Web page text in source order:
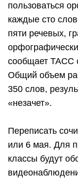
пользоваться
каждые сто
пяти речевых,
сообщает ТАСС
Общий объем
350 слов,
«незачет».
Переписать
или 6 мая. Для
классы будут